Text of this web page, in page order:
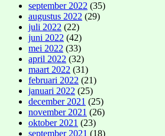
september 2022 (35)
augustus 2022 (29)
juli 2022 (22)
juni 2022 (42)
mei 2022 (33)
april 2022 (32)
maart 2022 (31)
februari 2022 (21)
januari 2022 (25)
december 2021 (25)
november 2021 (26)
oktober 2021 (23)
september 2021 (18)